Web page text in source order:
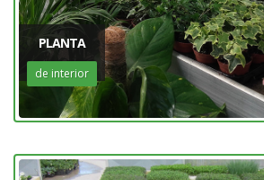
PLANTA
de interior